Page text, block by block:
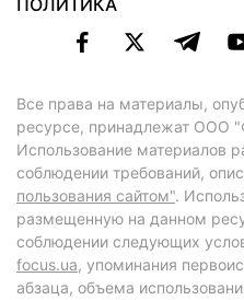
ПОЛИТИКА
Все права на материалы,
ресурсе, принадлежат ООО
Использование материалов
соблюдении требований,
пользования сайтом".
размещенную на данном
соблюдении следующих
focus.ua, упоминания
абзаца, объема